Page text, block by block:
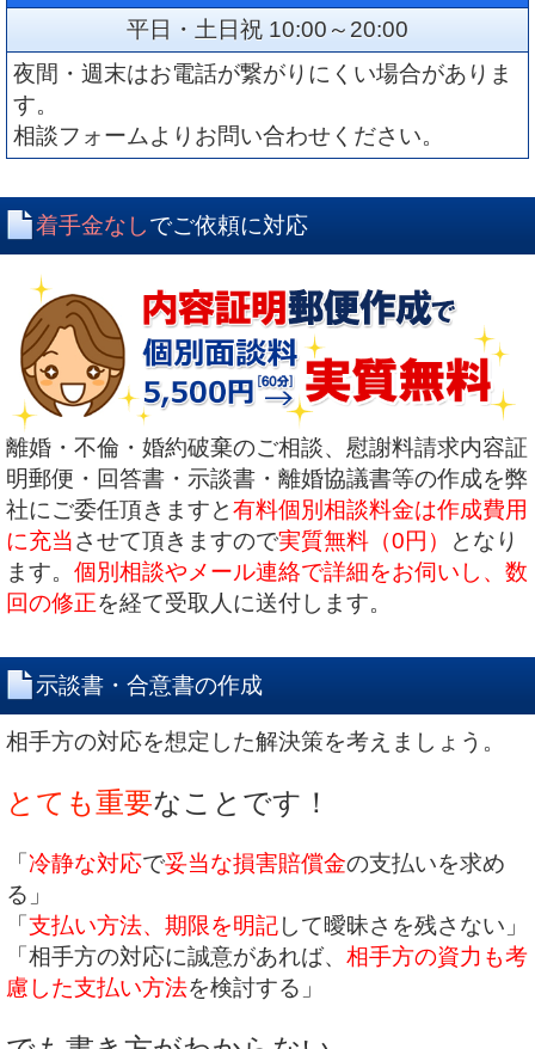
平日・土日祝 10:00～20:00
夜間・週末はお電話が繋がりにくい場合がありま
す。
相談フォームよりお問い合わせください。
着手金なしでご依頼に対応
離婚・不倫・婚約破棄のご相談、慰謝料請求内容証
明郵便・回答書・示談書・離婚協議書等の作成を弊
社にご委任頂きますと有料個別相談料金は作成費用
に充当させて頂きますので実質無料（0円）
となり
ます。 個別相談やメール連絡で詳細をお伺いし、数
回の修正を経て受取人に送付します。
示談書・合意書の作成
相手方の対応を想定した解決策を考えましょう。
とても重要なことです！
「 冷静な対応で妥当な損害賠償金の支払いを求め
る」
「 支払い方法、期限を明記して曖昧さを残さない」
「相手方の対応に誠意があれば、 相手方の資力も考
慮した支払い方法を検討する」